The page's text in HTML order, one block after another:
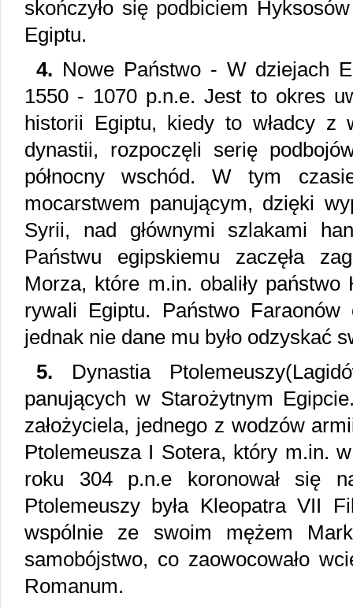
skończyło się podbiciem
Egiptu.
4. Nowe Państwo - W dziejach
1550 - 1070 p.n.e. Jest to okres
historii Egiptu, kiedy to władcy z
dynastii, rozpoczęli serię
północny wschód. W tym
mocarstwem panującym, dzięki
Syrii, nad głównymi szlakami
Państwu egipskiemu zaczęła
Morza, które m.in. obaliły państwo
rywali Egiptu. Państwo Faraonów
jednak nie dane mu było odzyskać
5. Dynastia
panujących w Starożytnym
założyciela, jednego z wodzów
Ptolemeusza I Sotera, który m.in.
roku 304 p.n.e koronował się
Ptolemeuszy była Kleopatra VII
wspólnie ze swoim mężem
samobójstwo, co zaowocowało
Romanum.